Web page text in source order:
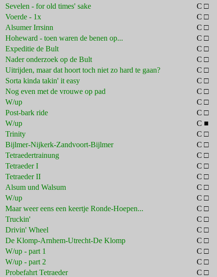
Sevelen - for old times' sake
C □
Voerde - 1x
C □
Alsumer Irrsinn
C □
Hoheward - toen waren de benen op...
C □
Expeditie de Bult
C □
Nader onderzoek op de Bult
C □
Uitrijden, maar dat hoort toch niet zo hard te gaan?
C □
Sorta kinda takin' it easy
C □
Nog even met de vrouwe op pad
C □
W/up
C □
Post-bark ride
C □
W/up
C ■
Trinity
C □
Bijlmer-Nijkerk-Zandvoort-Bijlmer
C □
Tetraedertrainung
C □
Tetraeder I
C □
Tetraeder II
C □
Alsum und Walsum
C □
W/up
C □
Maar weer eens een keertje Ronde-Hoepen...
C □
Truckin'
C □
Drivin' Wheel
C □
De Klomp-Arnhem-Utrecht-De Klomp
C □
W/up - part 1
C □
W/up - part 2
C □
Probefahrt Tetraeder
C □